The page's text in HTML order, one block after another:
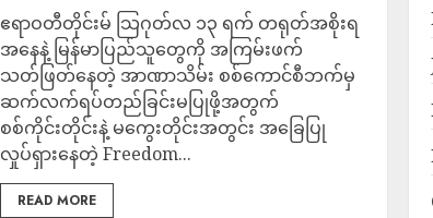
ဧရာဝတီတိုင်းမ် သြဂုတ်လ ၁၃ ရက် တရုတ်အစိုးရ
အနေနဲ့ မြန်မာပြည်သူတွေကို အကြမ်းဖက်
သတ်ဖြတ်နေတဲ့ အာဏာသိမ်း စစ်ကောင်စီဘက်မှ
ဆက်လက်ရပ်တည်ခြင်းမပြုဖို့အတွက်
စစ်ကိုင်းတိုင်းနဲ့ မကွေးတိုင်းအတွင်း အခြေပြု
လှုပ်ရှားနေတဲ့ Freedom...
READ MORE